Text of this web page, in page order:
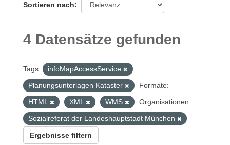
Sortieren nach
4 Datensätze gefunden
Tags:
infoMapAccessService
Planungsunterlagen Kataster
Formate:
HTML
XML WMS
Organisationen:
Sozialreferat der Landeshauptstadt München
Ergebnisse filtern